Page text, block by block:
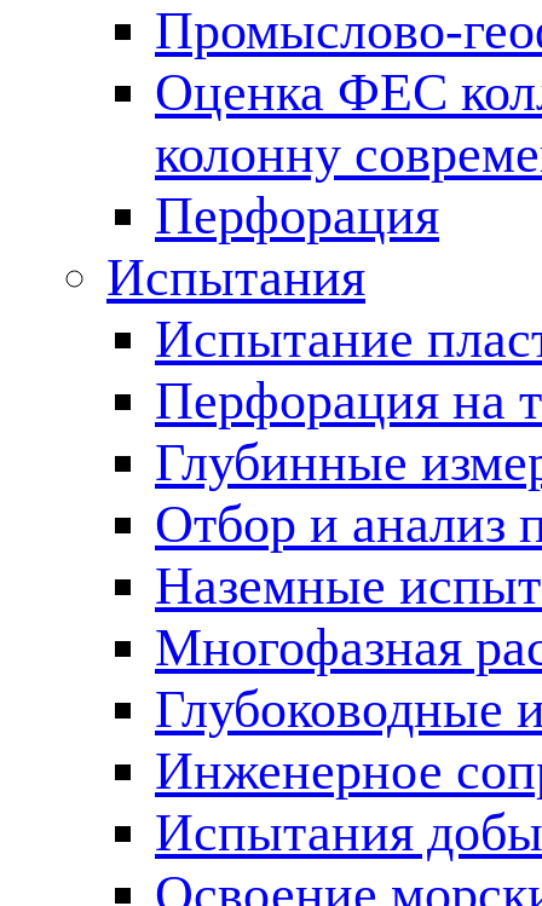
Промыслово-
Оценка ФЕС
колонну
Перфорация
Испытания
Испытание
Перфорация на
Глубинные
Отбор и анализ
Наземные
Многофазная
Глубоководные
Инженерное
Испытания